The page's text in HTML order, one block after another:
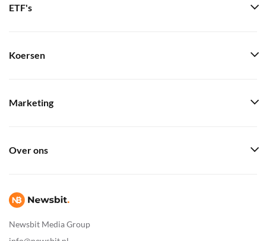
Newsbit Media Group
ETF's
Koersen
Marketing
Over ons